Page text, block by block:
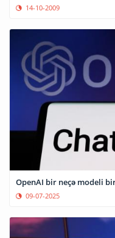
14-10-2009
OpenAI bir neçə modeli
09-07-2025